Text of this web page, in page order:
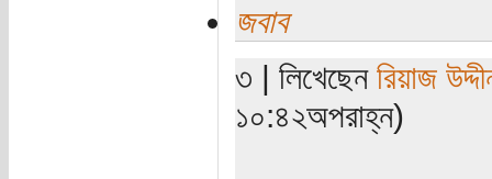
জবাব
৩ | লিখেছেন রিয়াজ
১০:৪২অপরাহ্ন)